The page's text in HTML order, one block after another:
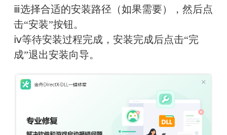
ⅲ选择合适的安装路径（如果需要），然后点
击“安装”按钮。
ⅳ等待安装过程完成，安装完成后点击“完
成”退出安装向导。